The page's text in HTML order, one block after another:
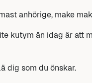
anhörige, make
kutym än idag är att
dig som du önskar.